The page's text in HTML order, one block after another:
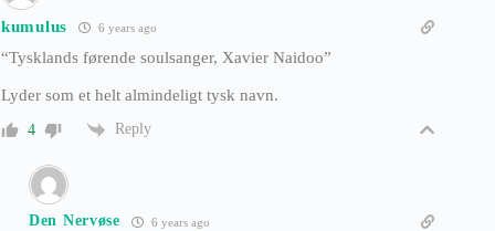
kumulus 6 years ago
“Tysklands førende soulsanger, Xavier Naidoo”
Lyder som et helt almindeligt tysk navn.
4 Reply
Den Nervøse 6 years ago